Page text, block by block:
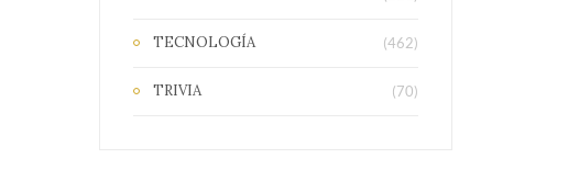
TECNOLOGÍA (462)
TRIVIA (70)